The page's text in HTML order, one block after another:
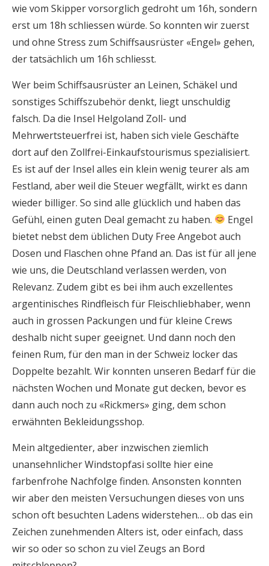
wie vom Skipper vorsorglich gedroht um 16h, sondern
erst um 18h schliessen würde. So konnten wir zuerst
und ohne Stress zum Schiffsausrüster «Engel» gehen,
der tatsächlich um 16h schliesst.
Wer beim Schiffsausrüster an Leinen, Schäkel und
sonstiges Schiffszubehör denkt, liegt unschuldig
falsch. Da die Insel Helgoland Zoll- und
Mehrwertsteuerfrei ist, haben sich viele Geschäfte
dort auf den Zollfrei-Einkaufstourismus spezialisiert.
Es ist auf der Insel alles ein klein wenig teurer als am
Festland, aber weil die Steuer wegfällt, wirkt es dann
wieder billiger. So sind alle glücklich und haben das
Gefühl, einen guten Deal gemacht zu haben.
Engel
bietet nebst dem üblichen Duty Free Angebot auch
Dosen und Flaschen ohne Pfand an. Das ist für all jene
wie uns, die Deutschland verlassen werden, von
Relevanz. Zudem gibt es bei ihm auch exzellentes
argentinisches Rindfleisch für Fleischliebhaber, wenn
auch in grossen Packungen und für kleine Crews
deshalb nicht super geeignet. Und dann noch den
feinen Rum, für den man in der Schweiz locker das
Doppelte bezahlt. Wir konnten unseren Bedarf für die
nächsten Wochen und Monate gut decken, bevor es
dann auch noch zu «Rickmers» ging, dem schon
erwähnten Bekleidungsshop.
Mein altgedienter, aber inzwischen ziemlich
unansehnlicher Windstopfasi sollte hier eine
farbenfrohe Nachfolge finden. Ansonsten konnten
wir aber den meisten Versuchungen dieses von uns
schon oft besuchten Ladens widerstehen… ob das ein
Zeichen zunehmenden Alters ist, oder einfach, dass
wir so oder so schon zu viel Zeugs an Bord